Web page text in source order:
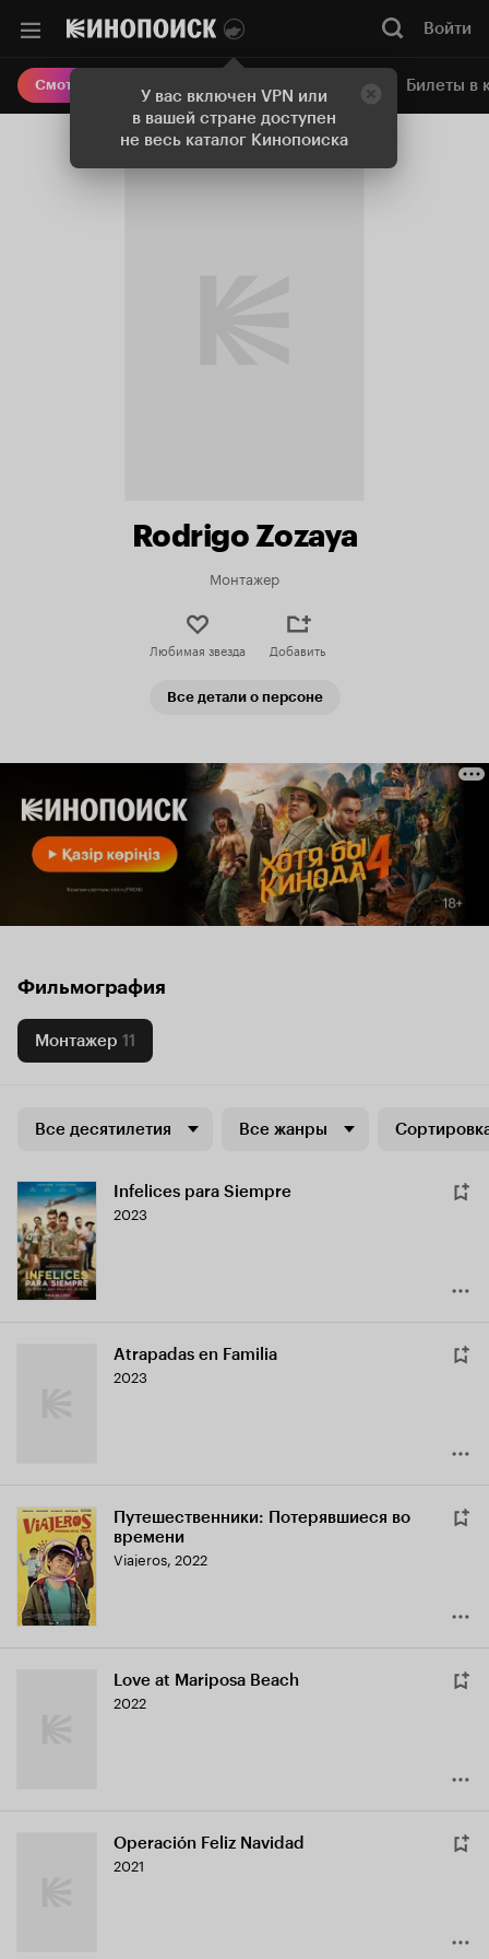
У вас включен VPN или
в вашей стране доступен
не весь каталог Кинопоиска
Войти
Смотреть кино Онлайн-кинотеатр Билеты в
Rodrigo Zozaya
Монтажер
Любимая звезда Добавить
Все детали о персоне
Фильмография
Монтажер 11
Все десятилетия Все жанры
Infelices para Siempre
2023
Atrapadas en Familia
2023
Путешественники: Потерявшиеся во
времени
Viajeros, 2022
Love at Mariposa Beach
2022
Operación Feliz Navidad
2021